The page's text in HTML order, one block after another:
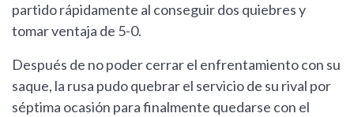
partido rápidamente al conseguir dos quiebres y
tomar ventaja de 5-0.
Después de no poder cerrar el enfrentamiento con su
saque, la rusa pudo quebrar el servicio de su rival por
séptima ocasión para finalmente quedarse con el